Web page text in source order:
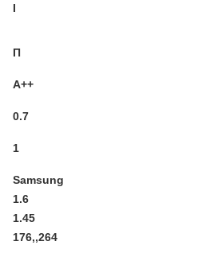
I
П
А++
0.7
1
Samsung
1.6
1.45
176,,264